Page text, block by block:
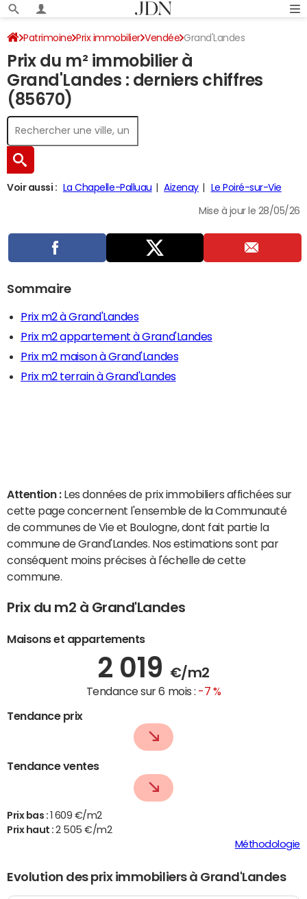
Patrimoine Prix immobilier Vendée Grand'Landes
Prix du m² immobilier à
Grand'Landes : derniers chiffres
(85670)
Voir aussi : La Chapelle-Palluau Aizenay Le Poiré-sur-Vie
Mise à jour le 28/05/26
Sommaire
Prix m2 à Grand'Landes
Prix m2 appartement à Grand'Landes
Prix m2 maison à Grand'Landes
Prix m2 terrain à Grand'Landes
Attention : Les données de prix immobiliers affichées sur
cette page concernent l'ensemble de la Communauté
de communes de Vie et Boulogne, dont fait partie la
commune de Grand'Landes. Nos estimations sont par
conséquent moins précises à l'échelle de cette
commune.
Prix du m2 à Grand'Landes
Maisons et appartements
2 019 €/m2
Tendance sur 6 mois : -7 %
Tendance prix
Tendance ventes
Prix bas :
1 609 €/m2
Prix haut :2 505 €/m2
Méthodologie
Evolution des prix immobiliers à Grand'Landes